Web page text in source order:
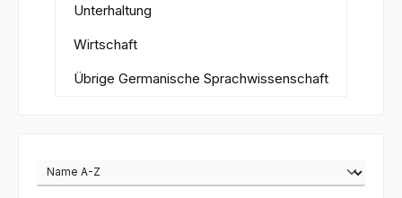
Unterhaltung
Wirtschaft
Übrige Germanische Sprachwissenschaft